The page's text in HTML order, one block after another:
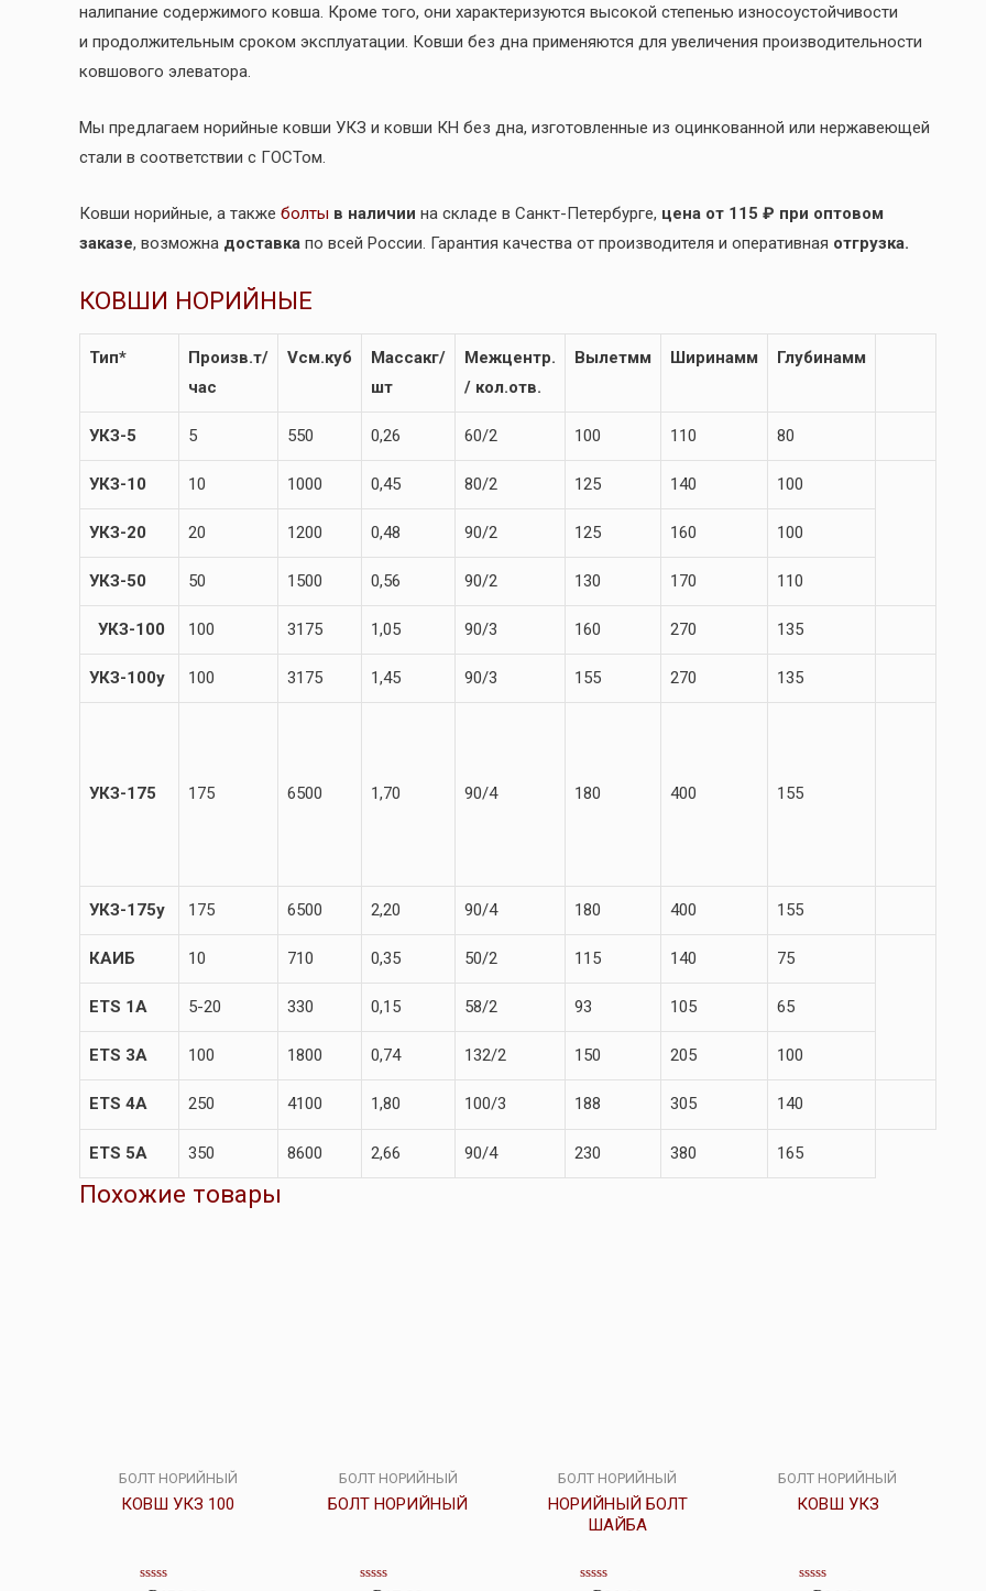
налипание содержимого ковша. Кроме того, они характеризуются высокой степенью износоустойчивости
и продолжительным сроком эксплуатации. Ковши без дна применяются для увеличения производительности
ковшового элеватора.
Мы предлагаем норийные ковши УКЗ и ковши КН без дна, изготовленные из оцинкованной или нержавеющей
стали в соответствии с ГОСТом.
Ковши норийные, а также болты в наличии на складе в Санкт-Петербурге, цена от 115 ₽ при оптовом
заказе, возможна доставка по всей России. Гарантия качества от производителя и оперативная отгрузка.
КОВШИ НОРИЙНЫЕ
Тип* Произв.т/
час
Vсм.куб Массакг/
шт
Межцентр.
/ кол.отв.
Вылетмм Ширинамм Глубинамм
УКЗ-5 5 550 0,26 60/2 100 110 80
УКЗ-10 10 1000 0,45 80/2 125 140 100
УКЗ-20 20 1200 0,48 90/2 125 160 100
УКЗ-50 50 1500 0,56 90/2 130 170 110
УКЗ-100 100 3175 1,05 90/3 160 270 135
УКЗ-100у 100 3175 1,45 90/3 155 270 135
УКЗ-175 175 6500 1,70 90/4 180 400 155
УКЗ-175у 175 6500 2,20 90/4 180 400 155
КАИБ 10 710 0,35 50/2 115 140 75
ЕТS 1А 5-20 330 0,15 58/2 93 105 65
ЕТS 3А 100 1800 0,74 132/2 150 205 100
ETS 4A 250 4100 1,80 100/3 188 305 140
ЕТS 5А 350 8600 2,66 90/4 230 380 165
Похожие товары
БОЛТ НОРИЙНЫЙ
КОВШ УКЗ 100
БОЛТ НОРИЙНЫЙ
БОЛТ НОРИЙНЫЙ
БОЛТ НОРИЙНЫЙ
НОРИЙНЫЙ БОЛТ
ШАЙБА
БОЛТ НОРИЙНЫЙ
КОВШ УКЗ